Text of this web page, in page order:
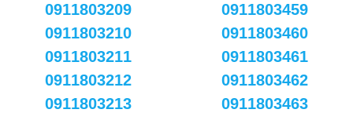
0911803209
0911803210
0911803211
0911803212
0911803213
0911803459
0911803460
0911803461
0911803462
0911803463